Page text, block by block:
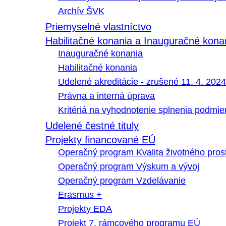
Archív ŠVK
Priemyselné vlastníctvo
Habilitačné konania a Inauguračné
Inauguračné konania
Habilitačné konania
Udelené akreditácie - zrušené 11. 4. 2024
Právna a interná úprava
Kritériá na vyhodnotenie splnenia
Udelené čestné tituly
Projekty financované EÚ
Operačný program Kvalita životného
Operačný program Výskum a vývoj
Operačný program Vzdelávanie
Erasmus +
Projekty EDA
Projekt 7. rámcového programu EÚ